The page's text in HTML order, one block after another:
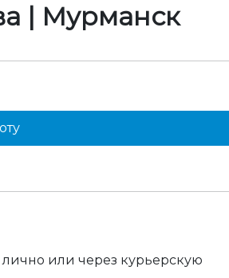
| Мурманск
или через курьерскую